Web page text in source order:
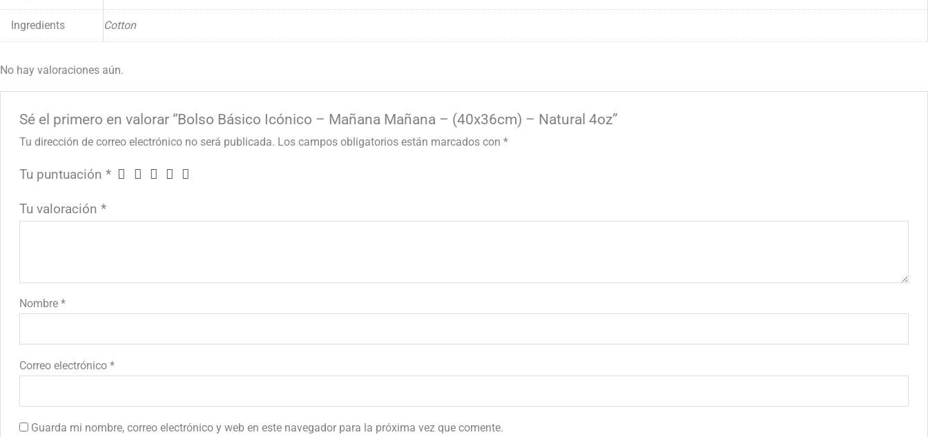
Ingredients Cotton
No hay valoraciones aún.
Sé el primero en valorar “Bolso Básico Icónico – Mañana Mañana – (40x36cm) – Natural 4oz”
Tu dirección de correo electrónico no será publicada. Los campos obligatorios están marcados con *
Tu puntuación *
Tu valoración *
Nombre *
Correo electrónico *
Guarda mi nombre, correo electrónico y web en este navegador para la próxima vez que comente.